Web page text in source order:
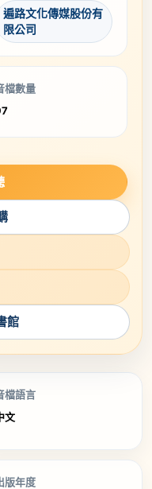
遍路文化傳媒股份有
限公司
檔數量
館
檔語言
文
版年度